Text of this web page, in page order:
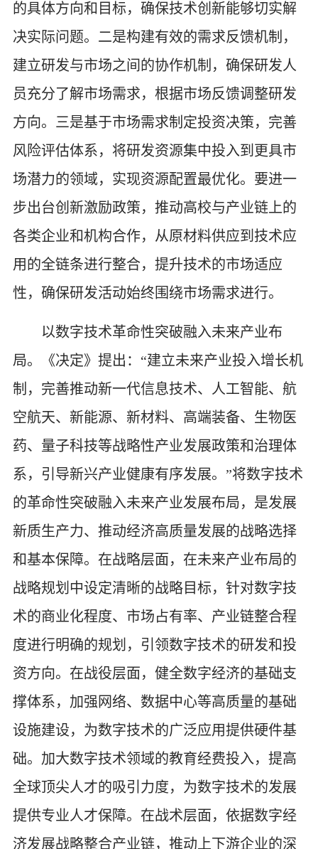
的具体方向和目标，确保技术创新能够切实解
决实际问题。二是构建有效的需求反馈机制，
建立研发与市场之间的协作机制，确保研发人
员充分了解市场需求，根据市场反馈调整研发
方向。三是基于市场需求制定投资决策，完善
风险评估体系，将研发资源集中投入到更具市
场潜力的领域，实现资源配置最优化。要进一
步出台创新激励政策，推动高校与产业链上的
各类企业和机构合作，从原材料供应到技术应
用的全链条进行整合，提升技术的市场适应
性，确保研发活动始终围绕市场需求进行。
以数字技术革命性突破融入未来产业布
局。《决定》提出：“建立未来产业投入增长机
制，完善推动新一代信息技术、人工智能、航
空航天、新能源、新材料、高端装备、生物医
药、量子科技等战略性产业发展政策和治理体
系，引导新兴产业健康有序发展。”将数字技术
的革命性突破融入未来产业发展布局，是发展
新质生产力、推动经济高质量发展的战略选择
和基本保障。在战略层面，在未来产业布局的
战略规划中设定清晰的战略目标，针对数字技
术的商业化程度、市场占有率、产业链整合程
度进行明确的规划，引领数字技术的研发和投
资方向。在战役层面，健全数字经济的基础支
撑体系，加强网络、数据中心等高质量的基础
设施建设，为数字技术的广泛应用提供硬件基
础。加大数字技术领域的教育经费投入，提高
全球顶尖人才的吸引力度，为数字技术的发展
提供专业人才保障。在战术层面，依据数字经
济发展战略整合产业链，推动上下游企业的深